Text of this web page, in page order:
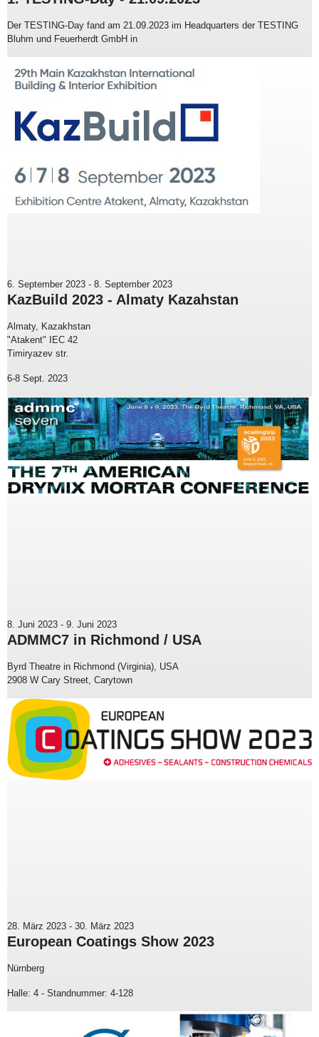
Der TESTING-Day fand am 21.09.2023 im Headquarters der TESTING
Bluhm und Feuerherdt GmbH in
6. September 2023 - 8. September 2023
KazBuild 2023 - Almaty Kazahstan
Almaty, Kazakhstan
"Atakent" IEC 42
Timiryazev str.
6-8 Sept. 2023
8. Juni 2023 - 9. Juni 2023
ADMMC7 in Richmond / USA
Byrd Theatre in Richmond (Virginia), USA
2908 W Cary Street, Carytown
28. März 2023 - 30. März 2023
European Coatings Show 2023
Nürnberg
Halle: 4 - Standnummer: 4-128